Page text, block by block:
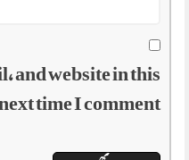
and website in this
time I comment.